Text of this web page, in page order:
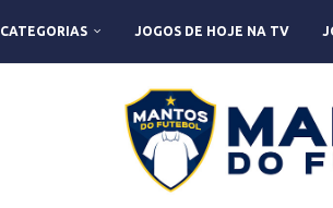
CATEGORIAS JOGOS DE HOJE NA TV